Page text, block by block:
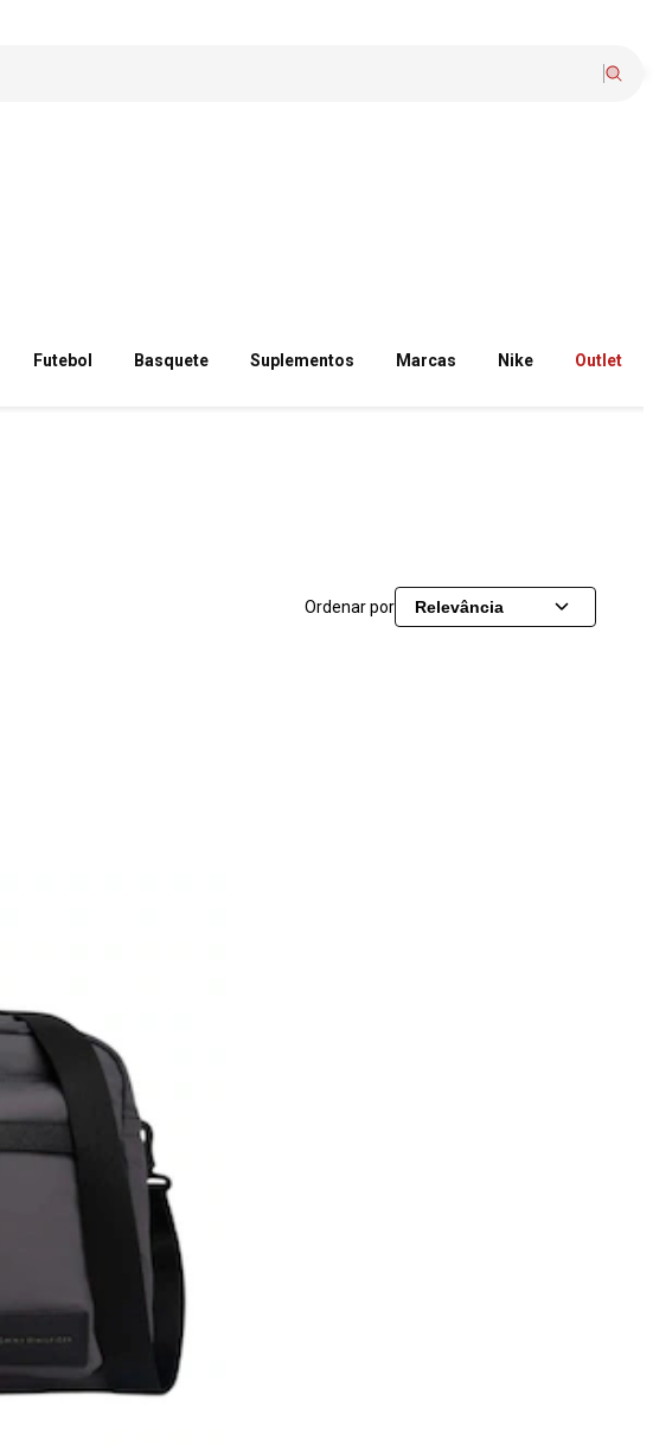
Futebol Basquete Suplementos Marcas Nike Outlet
Ordenar por Relevância